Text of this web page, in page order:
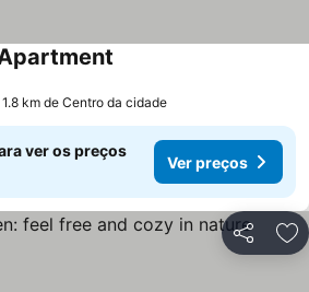
km de Centro da cidade
ver os preços
Ver preços
Partilhar